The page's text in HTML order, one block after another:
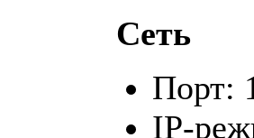
Сеть
Порт:
IP-